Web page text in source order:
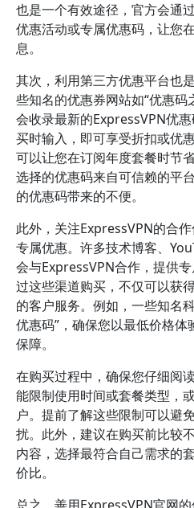
也是一个有效途径，官方会通
优惠活动或专属优惠码，让您
息。
其次，利用第三方优惠平台也
些知名的优惠券网站如“优惠码
会收录最新的ExpressVPN优
买时输入，即可享受折扣或优
可以让您在订阅年度套餐时节
选择的优惠码来自可信赖的平
的优惠码带来的不便。
此外，关注ExpressVPN的合
专属优惠。许多技术博客、
会与ExpressVPN合作，提供
过这些渠道购买，不仅可以获
的客户服务。例如，一些知名
优惠码”，确保您以最低价格
保障。
在购买过程中，确保您仔细阅
能限制使用时间或套餐类型，
户。提前了解这些限制可以避
扰。此外，建议在购买前比较
内容，选择最符合自己需求的
价比。